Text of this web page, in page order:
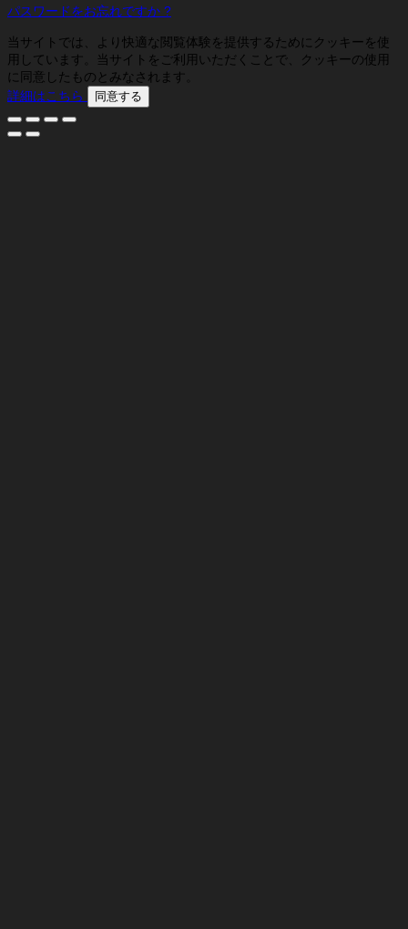
パスワードをお忘れですか ?
当サイトでは、より快適な閲覧体験を提供するためにクッキーを使
用しています。当サイトをご利用いただくことで、クッキーの使用
に同意したものとみなされます。
詳細はこちら
同意する